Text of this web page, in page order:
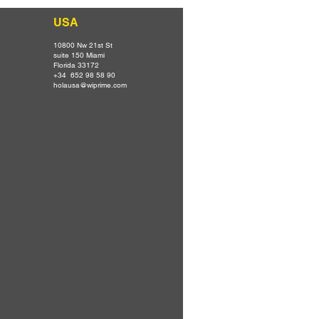
USA
10800 Nw 21st St
suite 150 Miami
Florida 33172
+34 652 98 58 90
holausa@wiprime.com